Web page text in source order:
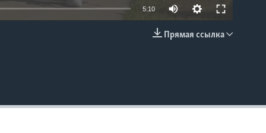
5:10
Прямая ссылка